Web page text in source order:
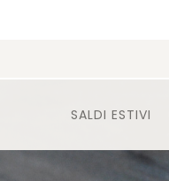
SALDI ESTIVI